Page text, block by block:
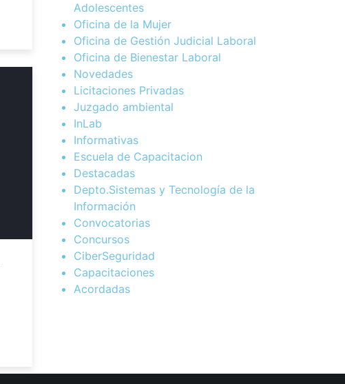
Adolescentes
Oficina de la Mujer
Oficina de Gestión Judicial Laboral
Oficina de Bienestar Laboral
Novedades
Licitaciones Privadas
Juzgado ambiental
InLab
Informativas
Escuela de Capacitacion
Destacadas
Depto.Sistemas y Tecnología de la
Información
Convocatorias
Concursos
CiberSeguridad
Capacitaciones
Acordadas